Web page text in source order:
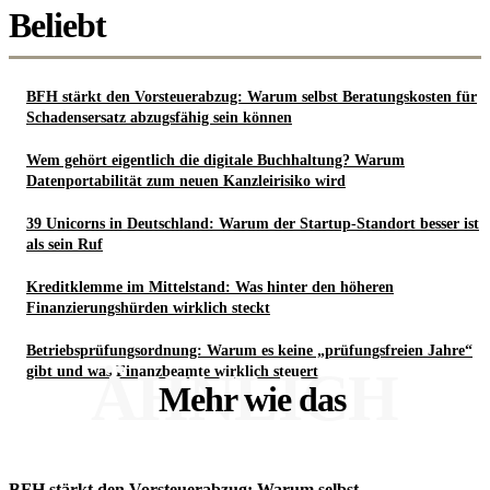
Beliebt
BFH stärkt den Vorsteuerabzug: Warum selbst Beratungskosten für
Schadensersatz abzugsfähig sein können
Wem gehört eigentlich die digitale Buchhaltung? Warum
Datenportabilität zum neuen Kanzleirisiko wird
39 Unicorns in Deutschland: Warum der Startup-Standort besser ist
als sein Ruf
Kreditklemme im Mittelstand: Was hinter den höheren
Finanzierungshürden wirklich steckt
Betriebsprüfungsordnung: Warum es keine „prüfungsfreien Jahre“
gibt und was Finanzbeamte wirklich steuert
Mehr wie das
ÄHNLICH